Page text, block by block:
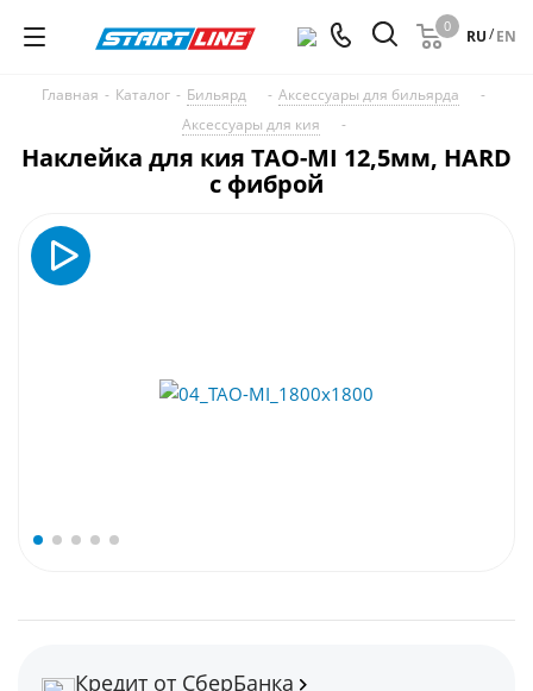
0
RU/EN
Главная - Каталог - Бильярд - Аксессуары для бильярда
-
Аксессуары для кия
-
Наклейка для кия TAO-MI 12,5мм, HARD
с фиброй
Кредит от СберБанка